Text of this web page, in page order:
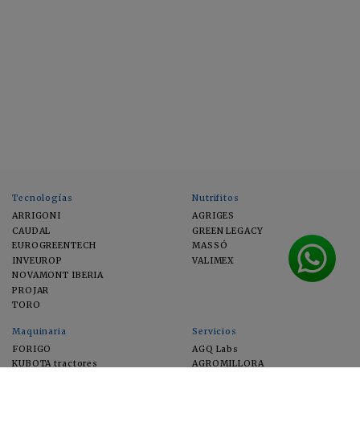
Tecnologías
ARRIGONI
CAUDAL
EUROGREENTECH
INVEUROP
NOVAMONT IBERIA
PROJAR
TORO
Nutrifitos
AGRIGES
GREEN LEGACY
MASSÓ
VALIMEX
Maquinaria
FORIGO
KUBOTA tractores
Servicios
AGQ Labs
AGROMILLORA